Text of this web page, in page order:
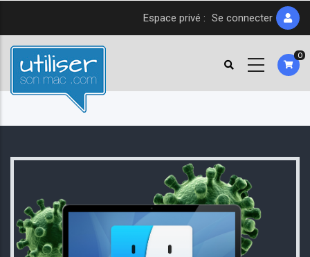
contenu
principal
Espace privé : Se connecter
0